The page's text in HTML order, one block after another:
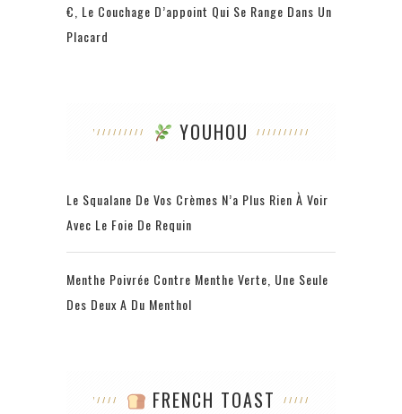
€, Le Couchage D’appoint Qui Se Range Dans Un
Placard
YOUHOU
Le Squalane De Vos Crèmes N’a Plus Rien À Voir
Avec Le Foie De Requin
Menthe Poivrée Contre Menthe Verte, Une Seule
Des Deux A Du Menthol
FRENCH TOAST